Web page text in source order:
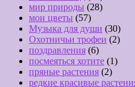
мир природы (28)
мои цветы (57)
Музыка для души (30)
Охотничьи трофеи (2)
поздравления (6)
посмеяться хотите (1)
пряные растения (2)
редкие красивые